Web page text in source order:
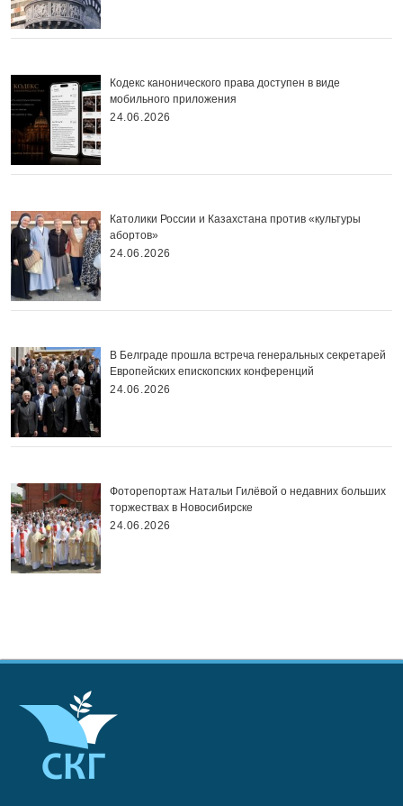
Кодекс канонического права доступен в виде
мобильного приложения
24.06.2026
Католики России и Казахстана против «культуры
абортов»
24.06.2026
В Белграде прошла встреча генеральных секретарей
Европейских епископских конференций
24.06.2026
Фоторепортаж Натальи Гилёвой о недавних больших
торжествах в Новосибирске
24.06.2026